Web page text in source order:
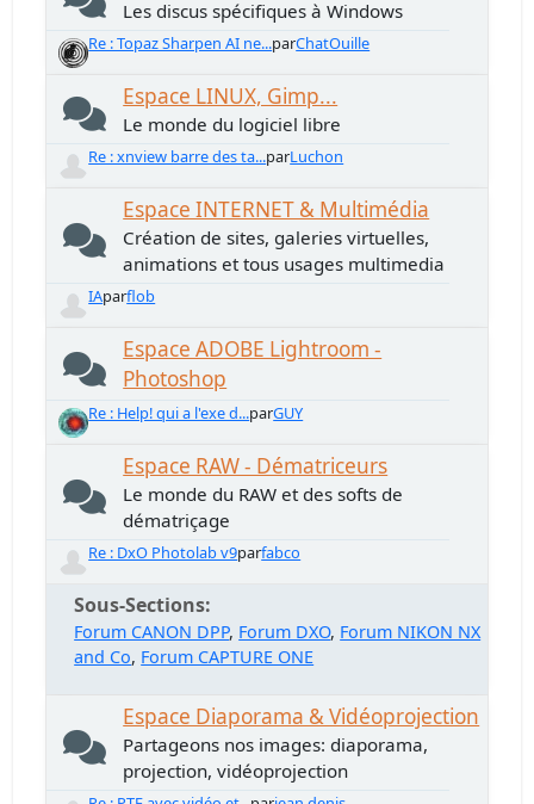
Les discus spécifiques à Windows
Re : Topaz Sharpen AI ne...parChatOuille
Espace LINUX, Gimp...
Le monde du logiciel libre
Re : xnview barre des ta...parLuchon
Espace INTERNET & Multimédia
Création de sites, galeries virtuelles,
animations et tous usages multimedia
IAparflob
Espace ADOBE Lightroom -
Photoshop
Re : Help! qui a l'exe d...parGUY
Espace RAW - Dématriceurs
Le monde du RAW et des softs de
dématriçage
Re : DxO Photolab v9parfabco
Sous-Sections
Forum CANON DPP Forum DXO Forum NIKON NX
and Co Forum CAPTURE ONE
Espace Diaporama & Vidéoprojection
Partageons nos images: diaporama,
projection, vidéoprojection